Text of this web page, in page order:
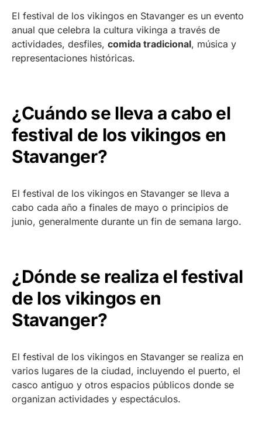
El festival de los vikingos en Stavanger es un evento
anual que celebra la cultura vikinga a través de
actividades, desfiles, comida tradicional, música y
representaciones históricas.
¿Cuándo se lleva a cabo el
festival de los vikingos en
Stavanger?
El festival de los vikingos en Stavanger se lleva a
cabo cada año a finales de mayo o principios de
junio, generalmente durante un fin de semana largo.
¿Dónde se realiza el festival
de los vikingos en
Stavanger?
El festival de los vikingos en Stavanger se realiza en
varios lugares de la ciudad, incluyendo el puerto, el
casco antiguo y otros espacios públicos donde se
organizan actividades y espectáculos.